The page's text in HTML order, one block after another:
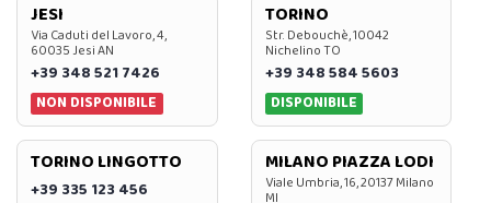
JESI
Via Caduti del Lavoro, 4,
60035 Jesi AN
+39 348 521 7426
NON DISPONIBILE
TORINO
Str. Debouchè, 10042
Nichelino TO
+39 348 584 5603
DISPONIBILE
TORINO LINGOTTO
+39 335 123 456
MILANO PIAZZA LODI
Viale Umbria, 16, 20137 Milano
MI